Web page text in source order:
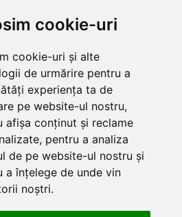
cookie-uri
cookie-uri și alte
de urmărire pentru a
experiența ta de
pe website-ul nostru,
afișa conținut și reclame
pentru a analiza
de pe website-ul nostru și
a înțelege de unde vin
noștri.
Echipament snowboard
Skate & longboard
Santa Cruz
Enuff Skateboards
Diverse
Cum aleg rolele
Cum aleg ochelarii
Ochelari de soare Oakley
Ochelari de soare Alpina